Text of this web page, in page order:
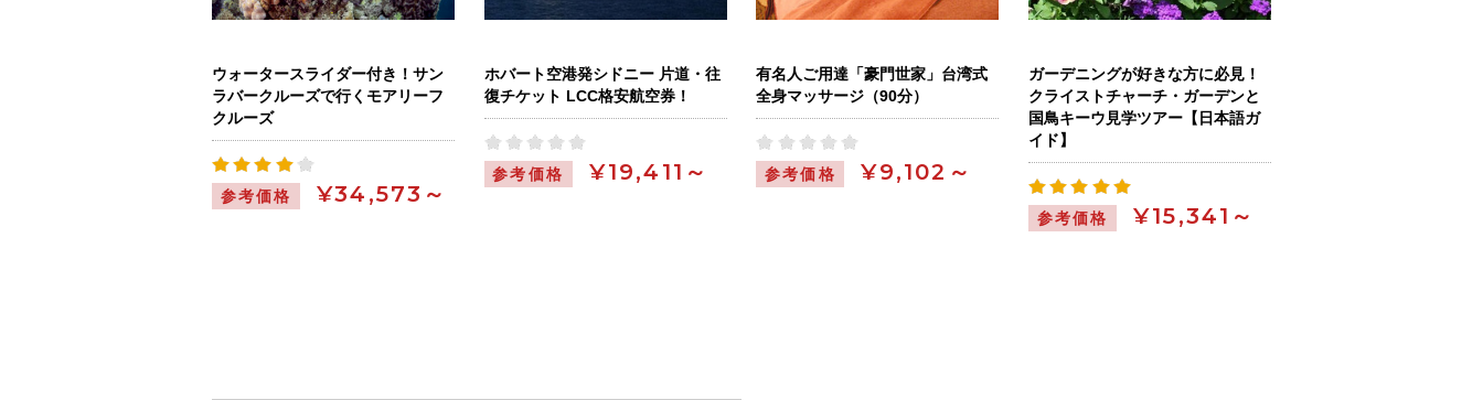
ウォータースライダー付き！サン
ラバークルーズで行くモアリーフ
クルーズ
参考価格 ¥34,573～
ホバート空港発シドニー 片道・往
復チケット LCC格安航空券！
参考価格 ¥19,411～
有名人ご用達「豪門世家」台湾式
全身マッサージ（90分）
参考価格 ¥9,102～
ガーデニングが好きな方に必見！
クライストチャーチ・ガーデンと
国鳥キーウ見学ツアー【日本語ガ
イド】
参考価格 ¥15,341～